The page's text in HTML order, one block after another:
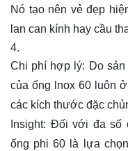
Nó tạo nên vẻ đẹp
lan can kính hay cầu
Chi phí hợp lý: Do
củaống lnox 60 luôn
các kích thước đặc
Insight: Đối với đa số
ống phi 60 là lựa